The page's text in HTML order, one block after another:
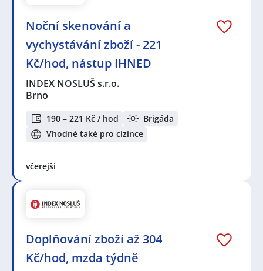
Noční skenování a
vychystávání zboží - 221
Kč/hod, nástup IHNED
INDEX NOSLUŠ s.r.o.
Brno
190 – 221 Kč / hod
Brigáda
Vhodné také pro cizince
včerejší
Doplňování zboží až 304
Kč/hod, mzda týdně